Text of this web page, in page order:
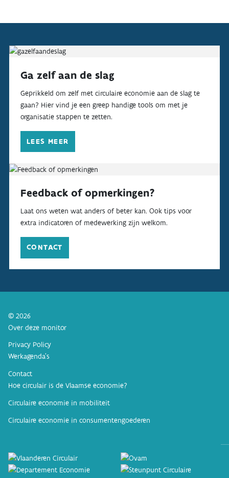
Ga zelf aan de slag
Geprikkeld om zelf met circulaire economie aan de slag te
gaan? Hier vind je een greep handige tools om met je
organisatie stappen te zetten.
LEES MEER
Feedback of opmerkingen?
Laat ons weten wat anders of beter kan. Ook tips voor
extra indicatoren of medewerking zijn welkom.
CONTACT
© 2026
Over deze monitor
Privacy Policy
Werkagenda’s
Contact
Hoe circulair is de Vlaamse economie?
Circulaire economie in mobiliteit
Circulaire economie in consumentengoederen